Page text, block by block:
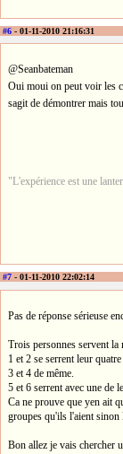
#6 - 01-11-2010 21:16:31
@Seanbateman
Oui moui on peut voir les
sagit de démontrer mais
"L'expérience est une
#7 - 01-11-2010 22:02:14
Pas de réponse sérieuse
Trois personnes servent la
1 et 2 se serrent leur quatre
3 et 4 de même.
5 et 6 serrent avec une de
Ca ne prouve que yen ait
groupes qu'ils l'aient sinon
Bon allez je vais chercher